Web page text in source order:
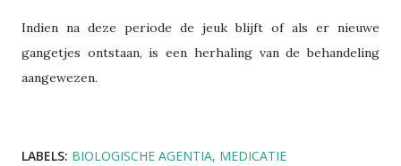
Indien na deze periode de jeuk blijft of als er nieuwe
gangetjes ontstaan, is een herhaling van de behandeling
aangewezen.
LABELS: BIOLOGISCHE AGENTIA MEDICATIE